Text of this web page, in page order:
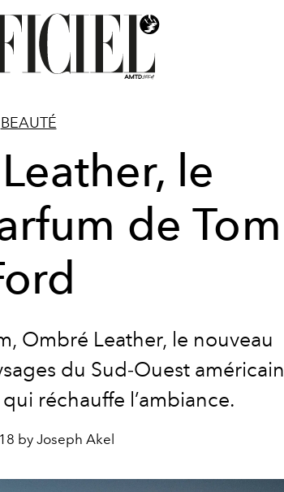
BEAUTÉ
le
de Tom
Ombré Leather, le nouveau
du Sud‑Ouest américain
réchauffe l’ambiance.
by Joseph Akel